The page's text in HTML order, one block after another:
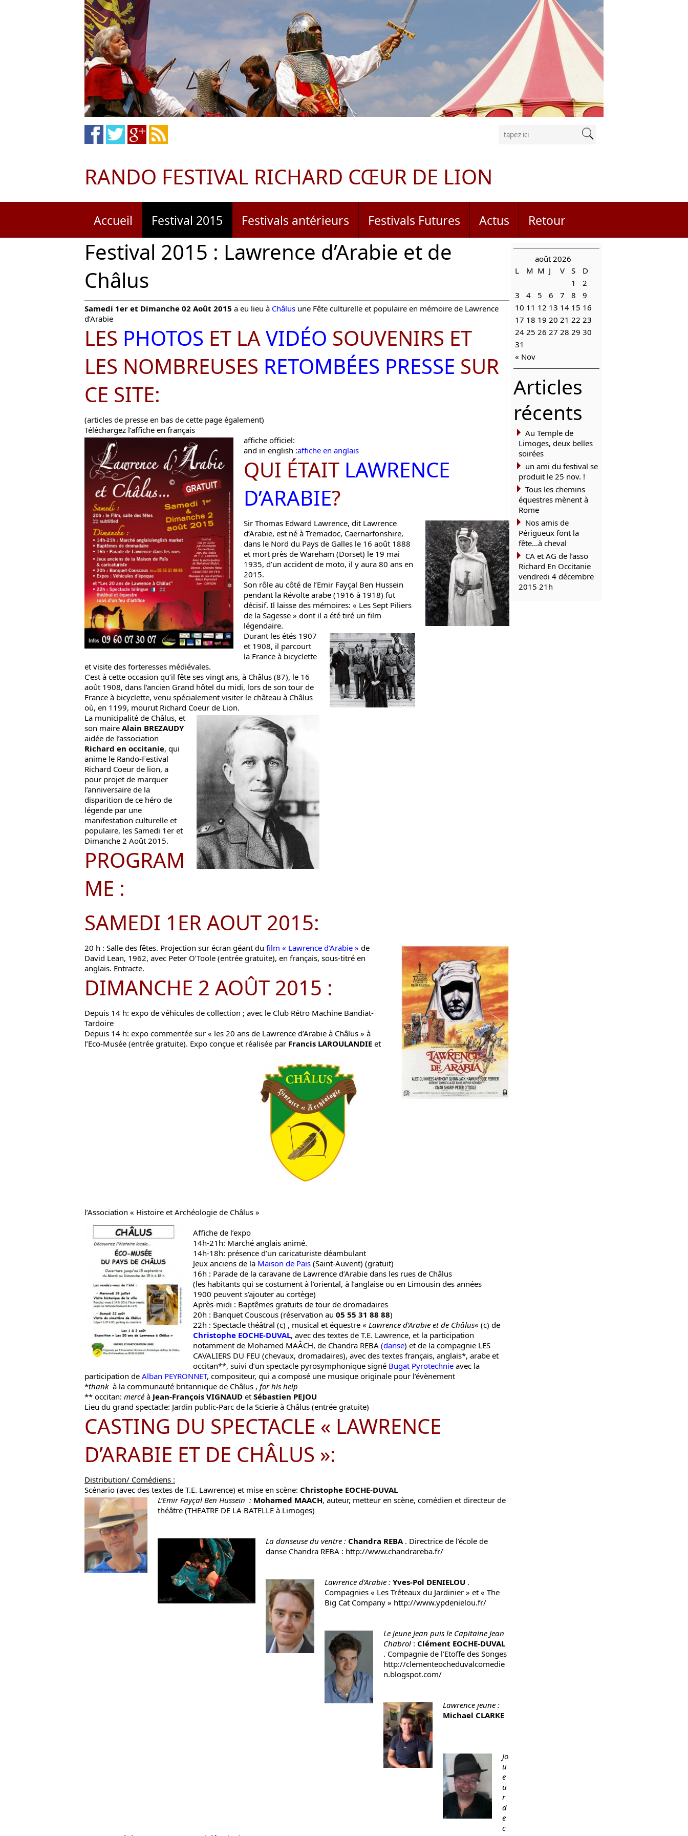
RANDO FESTIVAL RICHARD CŒUR DE LION
Accueil Festival 2015 Festivals antérieurs Festivals Futures Actus Retour
août 2026
L
M M J V S D
« Nov
1
2
3
4 5 6 7 8
9
10 11 12 13 14 15 16
17 18 19 20 21 22 23
24 25 26 27 28 29 30
31
Articles
récents
Au Temple de
Limoges, deux belles
soirées
un ami du festival se
produit le 25 nov. !
Tous les chemins
équestres mènent à
Rome
Nos amis de
Périgueux font la
fête…à cheval
CA et AG de l’asso
Richard En Occitanie
vendredi 4 décembre
2015 21h
Festival 2015 : Lawrence d’Arabie et de
Châlus
Samedi 1er et Dimanche 02 Août 2015 a eu lieu à Châlus une Fête culturelle et populaire en mémoire de Lawrence
d’Arabie
LES PHOTOS ET LAVIDÉO SOUVENIRS ET
LES NOMBREUSES RETOMBÉES PRESSE SUR
CE SITE:
(articles de presse en bas de cette page également)
Téléchargez l’affiche en français
affiche officiel:
and in english :affiche en anglais
QUI ÉTAIT LAWRENCE
D’ARABIE?
Sir Thomas Edward Lawrence, dit Lawrence
d’Arabie, est né à Tremadoc, Caernarfonshire,
dans le Nord du Pays de Galles le 16 août 1888
et mort près de Wareham (Dorset) le 19 mai
1935, d’un accident de moto, il y aura 80 ans en
2015.
Son rôle au côté de l’Emir Fayçal Ben Hussein
pendant la Révolte arabe (1916 à 1918) fut
décisif. Il laisse des mémoires: « Les Sept Piliers
de la Sagesse » dont il a été tiré un film
légendaire.
Durant les étés 1907
et 1908, il parcourt
la France à bicyclette
et visite des forteresses médiévales.
C’est à cette occasion qu’il fête ses vingt ans, à Châlus (87), le 16
août 1908, dans l’ancien Grand hôtel du midi, lors de son tour de
France à bicyclette, venu spécialement visiter le château à Châlus
où, en 1199, mourut Richard Coeur de Lion.
La municipalité de Châlus, et
son maire Alain BREZAUDY
aidée de l’association
Richard en occitanie, qui
anime le Rando-Festival
Richard Coeur de lion, a
pour projet de marquer
l’anniversaire de la
disparition de ce héro de
légende par une
manifestation culturelle et
populaire, les Samedi 1er et
Dimanche 2 Août 2015.
PROGRAM
ME :
SAMEDI 1ER AOUT 2015:
20 h : Salle des fêtes. Projection sur écran géant du film « Lawrence d’Arabie » de
David Lean, 1962, avec Peter O’Toole (entrée gratuite), en français, sous-titré en
anglais. Entracte.
DIMANCHE 2 AOÛT 2015 :
Depuis 14 h: expo de véhicules de collection ; avec le Club Rétro Machine Bandiat-
Tardoire
Depuis 14 h: expo commentée sur « les 20 ans de Lawrence d’Arabie à Châlus » à
l’Eco-Musée (entrée gratuite). Expo conçue et réalisée par Francis LAROULANDIE et
l’Association « Histoire et Archéologie de Châlus »
Affiche de l’expo
14h-21h: Marché anglais animé.
14h-18h: présence d’un caricaturiste déambulant
Jeux anciens de la Maison de Païs (Saint-Auvent) (gratuit)
16h : Parade de la caravane de Lawrence d’Arabie dans les rues de Châlus
(les habitants qui se costument à l’oriental, à l’anglaise ou en Limousin des années
1900 peuvent s’ajouter au cortège)
Après-midi : Baptêmes gratuits de tour de dromadaires
20h : Banquet Couscous (réservation au 05 55 31 88 88)
22h : Spectacle théâtral (c) , musical et équestre « Lawrence d’Arabie et de Châlus« (c) de
Christophe EOCHE-DUVAL, avec des textes de T.E. Lawrence, et la participation
notamment de Mohamed MAÂCH, de Chandra REBA (danse) et de la compagnie LES
CAVALIERS DU FEU (chevaux, dromadaires), avec des textes français, anglais*, arabe et
occitan**, suivi d’un spectacle pyrosymphonique signé Bugat Pyrotechnie avec la
participation de Alban PEYRONNET, compositeur, qui a composé une musique originale pour l’évènement
*thankà la communauté britannique de Châlus , for his help
** occitan: mercéà Jean-François VIGNAUD et Sébastien PEJOU
Lieu du grand spectacle: Jardin public-Parc de la Scierie à Châlus (entrée gratuite)
CASTING DU SPECTACLE « LAWRENCE
D’ARABIE ET DE CHÂLUS »:
Distribution/ Comédiens :
Scénario (avec des textes de T.E. Lawrence) et mise en scène: Christophe EOCHE-DUVAL
L’Emir Fayçal Ben Hussein : Mohamed MAACH, auteur, metteur en scène, comédien et directeur de
théâtre (THEATRE DE LA BATELLE à Limoges)
La danseuse du ventre : Chandra REBA . Directrice de l’école de
danse Chandra REBA : http://www.chandrareba.fr/
Lawrence d’Arabie : Yves-Pol DENIELOU .
Compagnies « Les Tréteaux du Jardinier » et « The
Big Cat Company » http://www.ypdenielou.fr/
Le jeune Jean puis le Capitaine Jean
Chabrol : Clément EOCHE-DUVAL
. Compagnie de l’Etoffe des Songes
http://clementeocheduvalcomedie
n.blogspot.com/
Lawrence jeune :
Michael CLARKE
Jo
u
e
u
r
d
e
c